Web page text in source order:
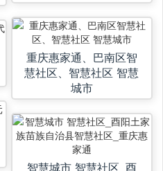
重庆惠家通、巴南区智
慧社区、智慧社区 智慧
城市
智慧城市 智慧社区_酉